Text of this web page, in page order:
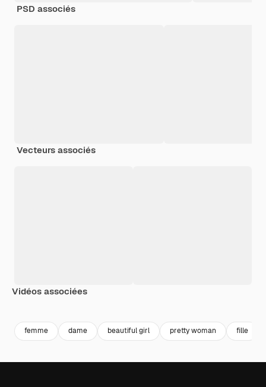
PSD associés
Vecteurs associés
Vidéos associées
femme dame beautiful girl pretty woman fille